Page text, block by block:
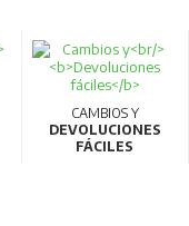
CAMBIOS Y
DEVOLUCIONES
FÁCILES